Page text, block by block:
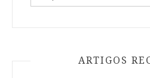
por:
ARTIGOS